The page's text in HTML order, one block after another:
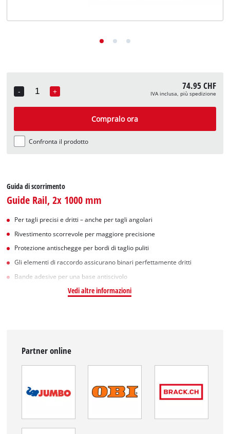
-
Quantity
+ 74.95 CHF
IVA inclusa, più spedizione
Compralo ora
Confronta il prodotto
Guida di scorrimento
Guide Rail, 2x 1000 mm
Per tagli precisi e dritti – anche per tagli angolari
Rivestimento scorrevole per maggiore precisione
Protezione antischegge per bordi di taglio puliti
Gli elementi di raccordo assicurano binari perfettamente dritti
Bande adesive per una base antiscivolo
Vedi altre informazioni
Partner online